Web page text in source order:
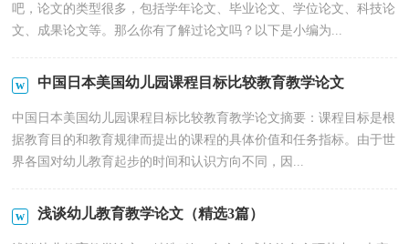
吧，论文的类型很多，包括学年论文、毕业论文、学位论文、科技论
文、成果论文等。那么你有了解过论文吗？以下是小编为...
中国日本美国幼儿园课程目标比较教育教学论文
中国日本美国幼儿园课程目标比较教育教学论文摘要：课程目标是根
据教育目的和教育规律而提出的课程的具体价值和任务指标。由于世
界各国对幼儿教育起步的时间和认识方向不同，因...
浅谈幼儿教育教学论文（精选3篇）